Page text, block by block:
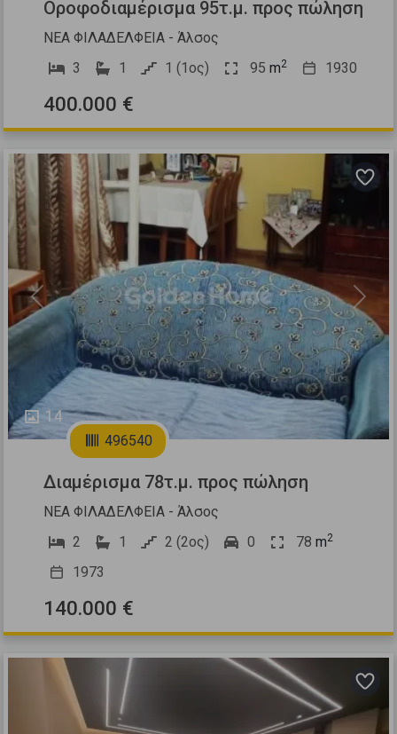
Οροφοδιαμέρισμα 95τ.μ. προς πώληση
ΝΕΑ ΦΙΛΑΔΕΛΦΕΙΑ - Άλσος
3
1 1 (1ος) 95 m2 1930
400.000 €
14
Previous Next
496540
Διαμέρισμα 78τ.μ. προς πώληση
ΝΕΑ ΦΙΛΑΔΕΛΦΕΙΑ - Άλσος
2
1 2 (2ος) 0 78 m2
1973
140.000 €